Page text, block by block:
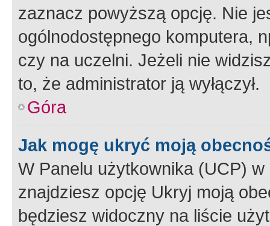
zaznacz powyższą opcję. Nie
ogólnodostępnego komputera,
czy na uczelni. Jeżeli nie
to, że administrator ją wyłączył.
Góra
Jak mogę ukryć moją
W Panelu użytkownika (UCP) w
znajdziesz opcję Ukryj moją
będziesz widoczny na liście